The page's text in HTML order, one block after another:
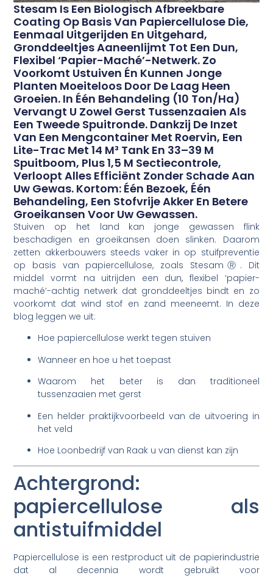
Stesam Is Een Biologisch Afbreekbare
Coating Op Basis Van Papiercellulose Die,
Eenmaal Uitge­rijden En Uitgehard,
Gronddeeltjes Aaneenlijmt Tot Een Dun,
Flexibel ‘papier-Maché’-Netwerk. Zo
Voorkomt Ustuiven Én Kunnen Jonge
Planten Moeiteloos Door De Laag Heen
Groeien. In Één Behandeling (10 Ton/ha)
Vervangt U Zowel Gerst Tussenzaaien Als
Een Tweede Spuitronde. Dankzij De Inzet
Van Een Mengcontainer Met Roervin, Een
Lite-Trac Met 14 M³ Tank En 33–39 M
Spuitboom, Plus 1,5 M Sectiecontrole,
Verloopt Alles Efficiënt Zonder Schade Aan
Uw Gewas. Kortom: Één Bezoek, Één
Behandeling, Een Stofvrije Akker En Betere
Groeikansen Voor Uw Gewassen.
Stuiven op het land kan jonge gewassen flink
beschadigen en groeikansen doen slinken. Daarom
zetten akkerbouwers steeds vaker in op stuifpreventie
op basis van papiercellulose, zoals StesamⓇ. Dit
middel vormt na uitrijden een dun, flexibel ‘papier-
maché’-achtig netwerk dat gronddeeltjes bindt en zo
voorkomt dat wind stof en zand meeneemt. In deze
blog leggen we uit:
Hoe papiercellulose werkt tegen stuiven
Wanneer en hoe u het toepast
Waarom het beter is dan traditioneel
tussenzaaien met gerst
Een helder praktijkvoorbeeld van de uitvoering in
het veld
Hoe Loonbedrijf van Raak u van dienst kan zijn
Achtergrond:
papiercellulose als
antistuifmiddel
Papiercellulose is een restproduct uit de papierindustrie
dat al decennia wordt gebruikt voor